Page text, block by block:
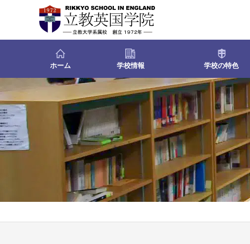
ホーム 学校情報 学校の特色